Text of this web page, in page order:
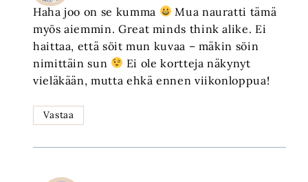
Haha joo on se kumma
Mua nauratti tämä
myös aiemmin. Great minds think alike. Ei
haittaa, että söit mun kuvaa – mäkin söin
nimittäin sun
Ei ole kortteja näkynyt
vieläkään, mutta ehkä ennen viikonloppua!
Vastaa